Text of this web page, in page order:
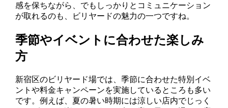
感を保ちながら、でもしっかりとコミュニケーション
が取れるのも、ビリヤードの魅力の一つですね。
季節やイベントに合わせた楽しみ
方
新宿区のビリヤード場では、季節に合わせた特別イベ
ントや料金キャンペーンを実施しているところも多い
です。例えば、夏の暑い時期には涼しい店内でじっく